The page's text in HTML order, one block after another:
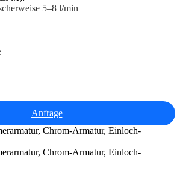
5–8 l/min
Anfrage